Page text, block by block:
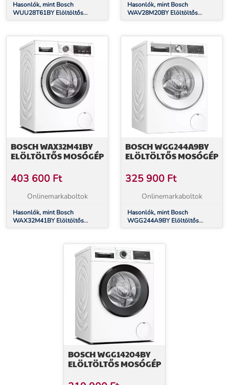
Hasonlók, mint Bosch
WUU28T61BY Elöltöltős
mosógép
Hasonlók, mint Bosch
WAV28M20BY Elöltöltős
mosógép
BOSCH WAX32M41BY
ELÖLTÖLTŐS MOSÓGÉP
403 600 Ft
Onlinemarkaboltok
Hasonlók, mint Bosch
WAX32M41BY Elöltöltős
mosógép
BOSCH WGG244A9BY
ELÖLTÖLTŐS MOSÓGÉP
325 900 Ft
Onlinemarkaboltok
Hasonlók, mint Bosch
WGG244A9BY Elöltöltős
mosógép
BOSCH WGG14204BY
ELÖLTÖLTŐS MOSÓGÉP